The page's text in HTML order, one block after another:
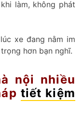
làm, không phát
xe đang nằm im
hơn bạn nghĩ.
nội nhiều
tiết kiệm